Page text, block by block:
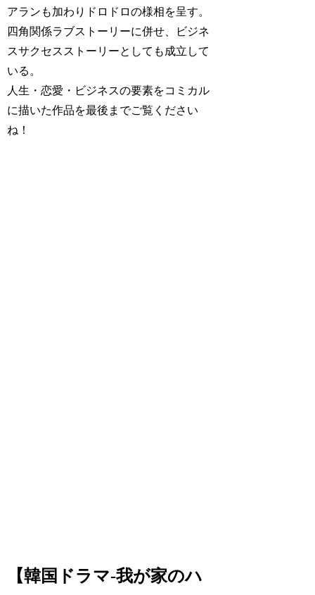
アランも加わりドロドロの様相を呈す。
四角関係ラブストーリーに併せ、ビジネ
スサクセスストーリーとしても成立して
いる。
人生・恋愛・ビジネスの要素をコミカル
に描いた作品を最後までご覧ください
ね！
【韓国ドラマ-我が家のハ